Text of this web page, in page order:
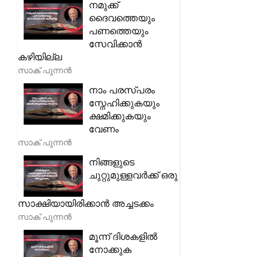
നമുക്ക്
ദൈവത്തെയും
പണത്തെയും
സേവിക്കാൻ
കഴിയില്ല
സാക് പുന്നൻ
നാം പരസ്പരം
സ്നേഹിക്കുകയും
ക്ഷമിക്കുകയും
വേണം
സാക് പുന്നൻ
നിങ്ങളുടെ
ചുറ്റുമുള്ളവർക്ക് ഒരു
സാക്ഷിയായിരിക്കാൻ അച്ചടക്കം
സാക് പുന്നൻ
മൂന്ന് ദിശകളിൽ
നോക്കുക